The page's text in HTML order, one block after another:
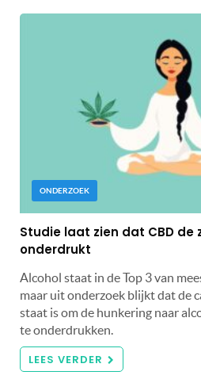
ONDERZOEK
Studie laat zien dat CBD de
onderdrukt
Alcohol staat in de Top 3 van
maar uit onderzoek blijkt dat de
staat is om de hunkering naar
te onderdrukken.
LEES VERDER